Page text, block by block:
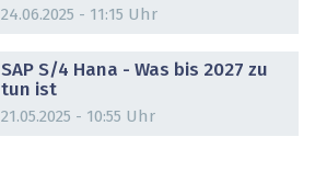
24.06.2025 - 11:15 Uhr
SAP S/4 Hana - Was bis 2027 zu
tun ist
21.05.2025 - 10:55 Uhr